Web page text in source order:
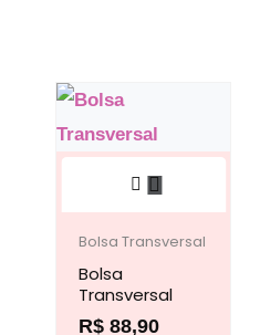
Este
produto
tem
variantes.
Bolsa Transversal
Bolsa
Transversal
R$ 88,90